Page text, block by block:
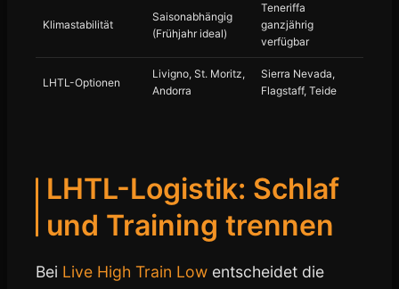
Klimastabilität
Saisonabhängig
(Frühjahr ideal)
Teneriffa
ganzjährig
verfügbar
LHTL-Optionen
Livigno, St. Moritz,
Andorra
Sierra Nevada,
Flagstaff, Teide
LHTL-Logistik: Schlaf
und Training trennen
Bei Live High Train Low entscheidet die